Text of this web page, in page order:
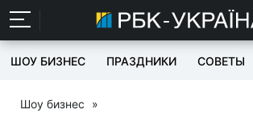
ШОУ БИЗНЕС ПРАЗДНИКИ СОВЕТЫ
Шоу бизнес »